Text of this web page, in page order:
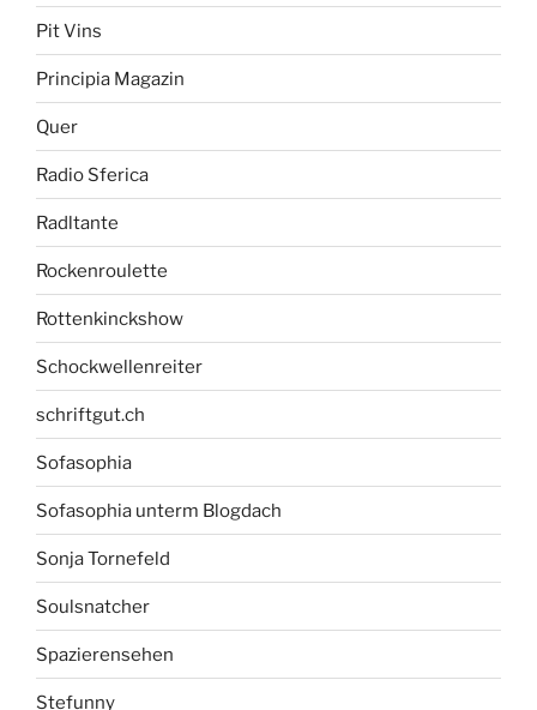
Pit Vins
Principia Magazin
Quer
Radio Sferica
Radltante
Rockenroulette
Rottenkinckshow
Schockwellenreiter
schriftgut.ch
Sofasophia
Sofasophia unterm Blogdach
Sonja Tornefeld
Soulsnatcher
Spazierensehen
Stefunny